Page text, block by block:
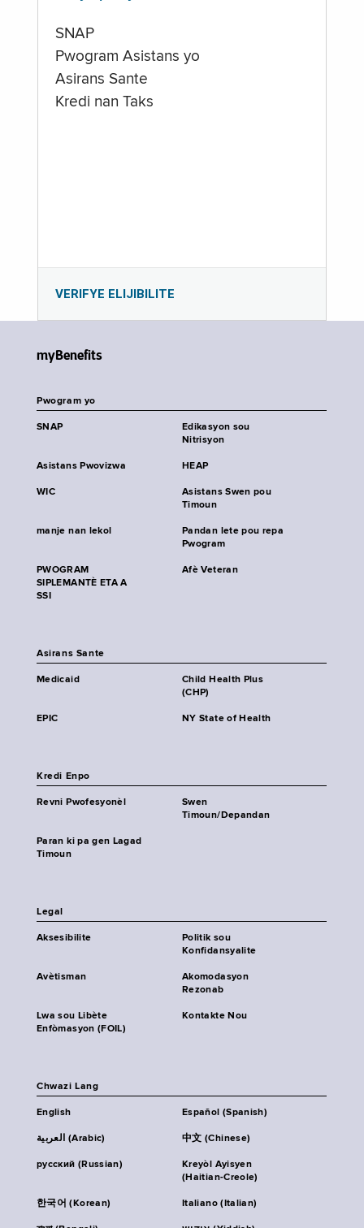
SNAP
Pwogram Asistans yo
Asirans Sante
Kredi nan Taks
VERIFYE ELIJIBILITE
myBenefits
Pwogram yo
SNAP
Edikasyon sou
Nitrisyon
Asistans Pwovizwa HEAP
WIC
Asistans Swen pou
Timoun
manje nan lekol
Pandan lete pou repa
Pwogram
PWOGRAM
SIPLEMANTÈ ETA A
SSI
Afè Veteran
Asirans Sante
Medicaid
Child Health Plus
(CHP)
EPIC NY State of Health
Kredi Enpo
Revni Pwofesyonèl
Swen
Timoun/Depandan
Paran ki pa gen Lagad
Timoun
Legal
Aksesibilite
Politik sou
Konfidansyalite
Avètisman
Akomodasyon
Rezonab
Lwa sou Libète
Enfòmasyon (FOIL)
Kontakte Nou
Chwazi Lang
English Español (Spanish)
العربية (Arabic) 中文 (Chinese)
русский (Russian)
Kreyòl Ayisyen
(Haitian-Creole)
한국어 (Korean) Italiano (Italian)